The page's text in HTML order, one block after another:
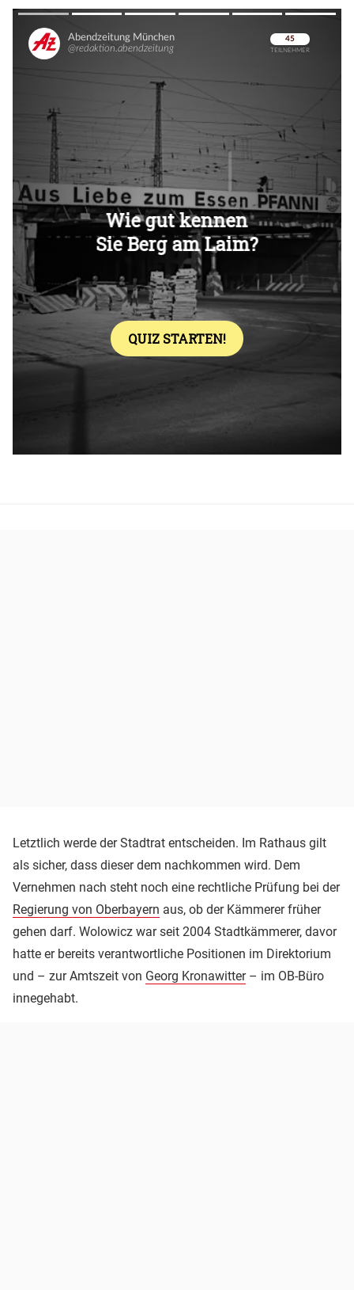
Überspringen
Überspringen
Letztlich werde der Stadtrat entscheiden. Im Rathaus gilt
als sicher, dass dieser dem nachkommen wird. Dem
Vernehmen nach steht noch eine rechtliche Prüfung bei der
Regierung von Oberbayern aus, ob der Kämmerer früher
gehen darf. Wolowicz war seit 2004 Stadtkämmerer, davor
hatte er bereits verantwortliche Positionen im Direktorium
und – zur Amtszeit von Georg Kronawitter– im OB-Büro
innegehabt.